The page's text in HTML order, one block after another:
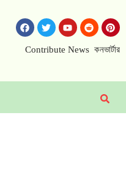
Contribute News কনভার্টার